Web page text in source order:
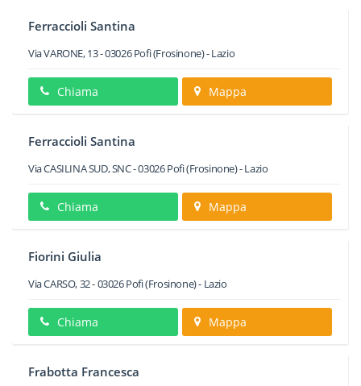
Ferraccioli Santina
Via VARONE, 13-03026 Pofi(Frosinone) -Lazio
Chiama Mappa
Ferraccioli Santina
Via CASILINA SUD, SNC-03026Pofi(Frosinone) -Lazio
Chiama Mappa
Fiorini Giulia
Via CARSO, 32-03026Pofi(Frosinone) - Lazio
Chiama Mappa
Frabotta Francesca